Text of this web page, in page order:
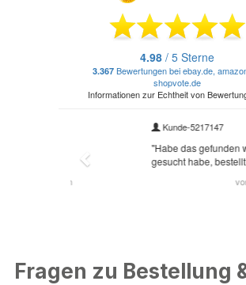
Fragen zu Bestellung